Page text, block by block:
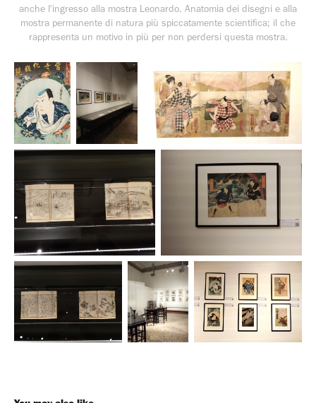
anche l'ingresso alla mostra Leonardo. Anatomia dei disegni e alla
mostra permanente di natura più spiccatamente scientifica; il che
rappresenta un motivo in più per non perdersi questa mostra.